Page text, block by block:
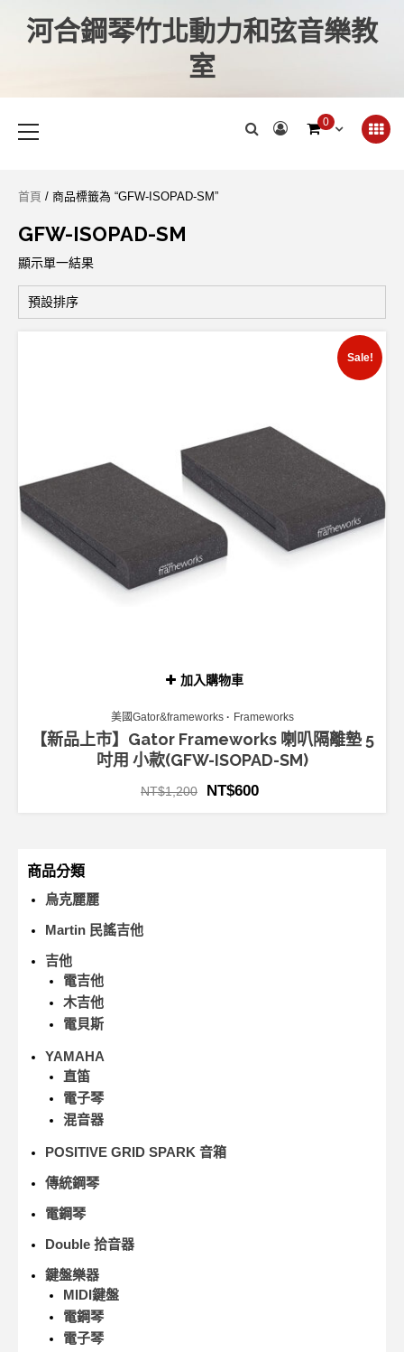
河合鋼琴竹北動力和弦音樂教
室
0
首頁 / 商品標籤為 “GFW-ISOPAD-SM”
GFW-ISOPAD-SM
顯示單一結果
加入購物車
Sale!
美國Gator&frameworks Frameworks
【新品上市】Gator Frameworks 喇叭隔離墊 5
吋用 小款(GFW-ISOPAD-SM)
NT$1,200 NT$600
商品分類
烏克麗麗
Martin 民謠吉他
吉他
電吉他
木吉他
電貝斯
YAMAHA
直笛
電子琴
混音器
POSITIVE GRID SPARK 音箱
傳統鋼琴
電鋼琴
Double 拾音器
鍵盤樂器
MIDI鍵盤
電鋼琴
電子琴